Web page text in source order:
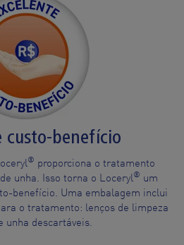
custo-benefício
® proporciona o tratamento
unha. Isso torna o Loceryl® um
benefício. Uma embalagem inclui
o tratamento: lenços de limpeza
unha descartáveis.